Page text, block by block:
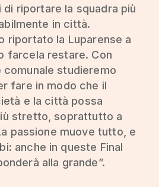
riportare la squadra più
in città.
riportato la Luparense a
farcela restare. Con
comunale studieremo
fare in modo che il
e la città possa
stretto, soprattutto a
passione muove tutto, e
anche in queste Final
alla grande”.